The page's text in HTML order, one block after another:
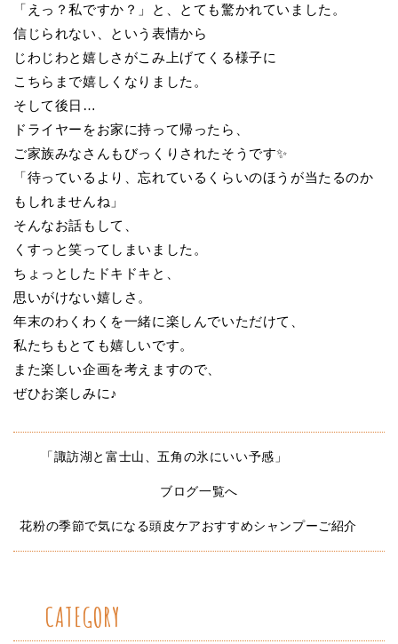
「えっ？私ですか？」と、とても驚かれていました。
信じられない、という表情から
じわじわと嬉しさがこみ上げてくる様子に
こちらまで嬉しくなりました。
そして後日…
ドライヤーをお家に持って帰ったら、
ご家族みなさんもびっくりされたそうです✨
「待っているより、忘れているくらいのほうが当たるのか
もしれませんね」
そんなお話もして、
くすっと笑ってしまいました。
ちょっとしたドキドキと、
思いがけない嬉しさ。
年末のわくわくを一緒に楽しんでいただけて、
私たちもとても嬉しいです。
また楽しい企画を考えますので、
ぜひお楽しみに♪
「諏訪湖と富士山、五角の氷にいい予感」
ブログ一覧へ
花粉の季節で気になる頭皮ケアおすすめシャンプーご紹介
CATEGORY